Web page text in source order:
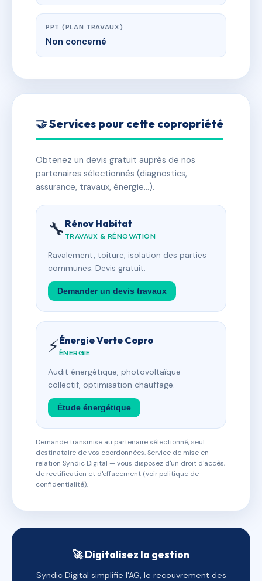
PPT (PLAN TRAVAUX)
Non concerné
🤝 Services pour cette copropriété
Obtenez un devis gratuit auprès de nos
partenaires sélectionnés (diagnostics,
assurance, travaux, énergie…).
🔧 Rénov Habitat
TRAVAUX & RÉNOVATION
Ravalement, toiture, isolation des parties
communes. Devis gratuit.
Demander un devis travaux
⚡Énergie Verte Copro
ÉNERGIE
Audit énergétique, photovoltaïque
collectif, optimisation chauffage.
Étude énergétique
Demande transmise au partenaire sélectionné, seul
destinataire de vos coordonnées. Service de mise en
relation Syndic Digital — vous disposez d'un droit d'accès,
de rectification et d'effacement (voir politique de
confidentialité).
🚀 Digitalisez la gestion
Syndic Digital simplifie l'AG, le recouvrement des